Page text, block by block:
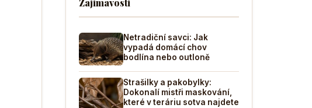
Zajimavosti
Netradiční savci: Jak
vypadá domácí chov
bodlína nebo outloně
Strašilky a pakobylky:
Dokonalí mistři maskování,
které v teráriu sotva najdete